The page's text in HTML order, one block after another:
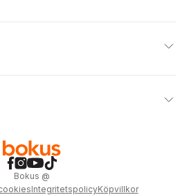
Bokus @
IntegritetspolicyKöpvillkor